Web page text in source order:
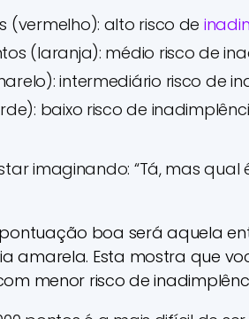
(vermelho): alto risco de
(laranja): médio risco de
intermediário risco de
baixo risco de
imaginando: “Tá, mas
boa será aquela
amarela. Esta mostra que
menor risco de